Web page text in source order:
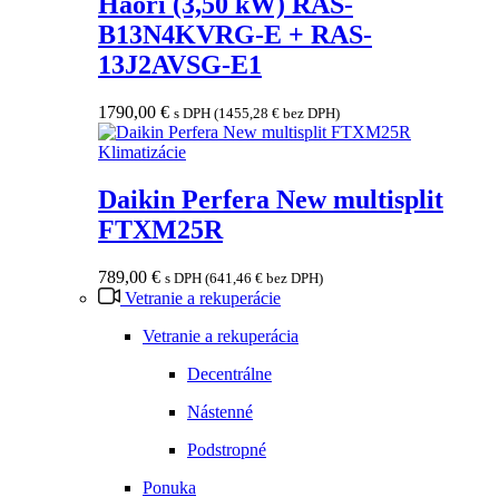
B13N4KVRG-E + RAS-
13J2AVSG-E1
1790,00 € s DPH (1455,28 € bez DPH)
Klimatizácie
Daikin Perfera New multisplit
FTXM25R
789,00 € s DPH (641,46 € bez DPH)
Vetranie a rekuperácie
Vetranie a rekuperácia
Decentrálne
Nástenné
Podstropné
Ponuka